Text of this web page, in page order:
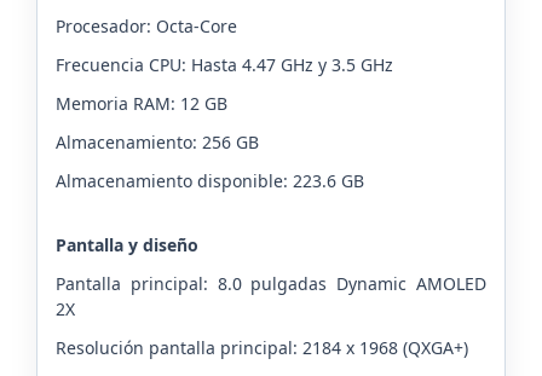
Procesador: Octa-Core
Frecuencia CPU: Hasta 4.47 GHz y 3.5 GHz
Memoria RAM: 12 GB
Almacenamiento: 256 GB
Almacenamiento disponible: 223.6 GB
Pantalla y diseño
Pantalla principal: 8.0 pulgadas Dynamic AMOLED
2X
Resolución pantalla principal: 2184 x 1968 (QXGA+)